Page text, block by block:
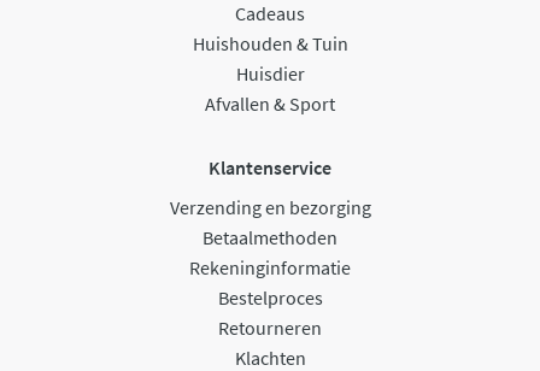
Cadeaus
Huishouden & Tuin
Huisdier
Afvallen & Sport
Klantenservice
Verzending en bezorging
Betaalmethoden
Rekeninginformatie
Bestelproces
Retourneren
Klachten